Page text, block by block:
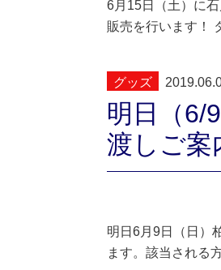
6月15日（土）に
販売を行います！
グッズ
明日（6/
渡しご案
明日6月9日（日）
ます。該当される